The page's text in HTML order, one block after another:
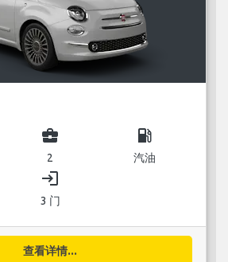
business_center
2
local_gas_station
汽油
login
3 门
查看详情...